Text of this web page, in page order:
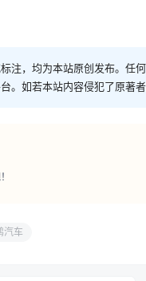
注，均为本站原创发布。任
。如若本站内容侵犯了原著
汽车